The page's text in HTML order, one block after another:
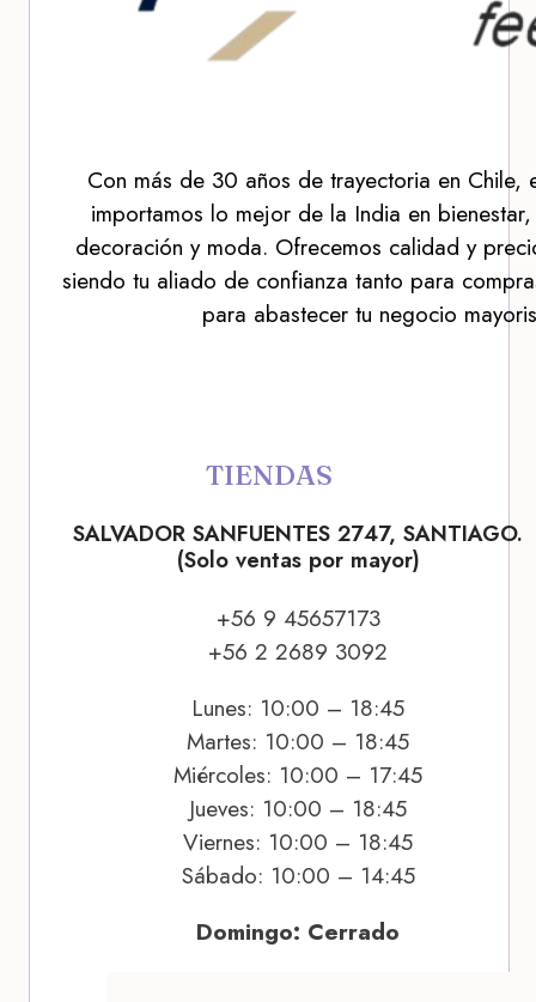
Con más de 30 años de trayectoria en Chile,
importamos lo mejor de la India en
decoración y moda. Ofrecemos calidad y
siendo tu aliado de confianza tanto para
para abastecer tu negocio
TIENDAS
SALVADOR SANFUENTES 2747, SANTIAGO.
(Solo ventas por mayor)
+56 9 45657173
+56 2 2689 3092
Lunes: 10:00 – 18:45
Martes: 10:00 – 18:45
Miércoles: 10:00 – 17:45
Jueves: 10:00 – 18:45
Viernes: 10:00 – 18:45
Sábado: 10:00 – 14:45
Domingo: Cerrado